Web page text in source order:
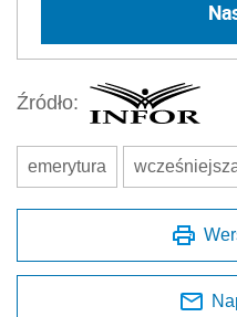
Źródło:
emerytura